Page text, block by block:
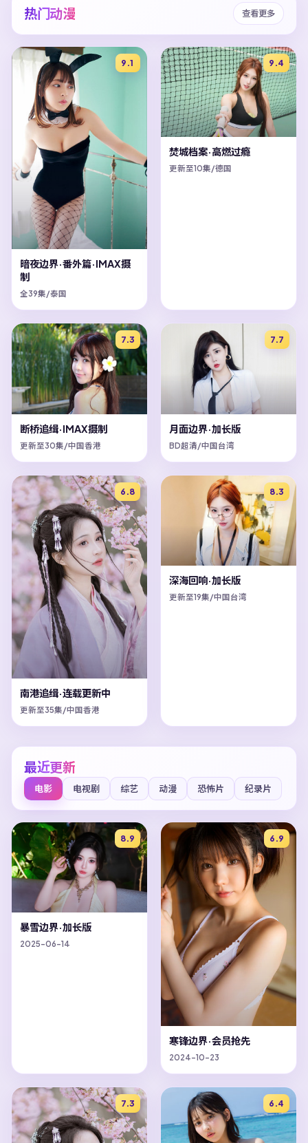
热门动漫 查看更多
9.1
暗夜边界·番外篇·IMAX摄
制
全39集/泰国
9.4
焚城档案·高燃过瘾
更新至10集/德国
7.3
断桥追缉·IMAX摄制
更新至30集/中国香港
7.7
月面边界·加长版
BD超清/中国台湾
6.8
南港追缉·连载更新中
更新至35集/中国香港
8.3
深海回响·加长版
更新至19集/中国台湾
最近更新
电影 电视剧 综艺 动漫 恐怖片 纪录片
8.9
暴雪边界·加长版
2025-06-14
6.9
寒锋边界·会员抢先
2024-10-23
7.3 6.4